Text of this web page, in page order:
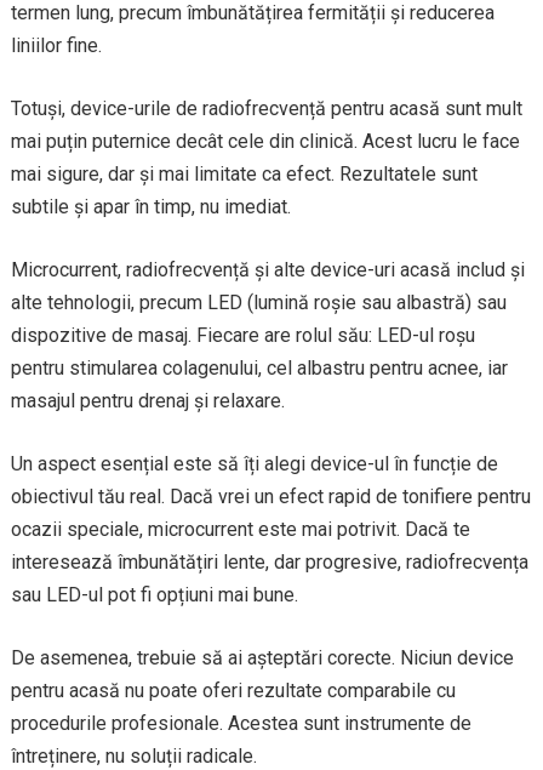
termen lung, precum îmbunătățirea fermității și reducerea
liniilor fine.
Totuși, device-urile de radiofrecvență pentru acasă sunt mult
mai puțin puternice decât cele din clinică. Acest lucru le face
mai sigure, dar și mai limitate ca efect. Rezultatele sunt
subtile și apar în timp, nu imediat.
Microcurrent, radiofrecvență și alte device-uri acasă includ și
alte tehnologii, precum LED (lumină roșie sau albastră) sau
dispozitive de masaj. Fiecare are rolul său: LED-ul roșu
pentru stimularea colagenului, cel albastru pentru acnee, iar
masajul pentru drenaj și relaxare.
Un aspect esențial este să îți alegi device-ul în funcție de
obiectivul tău real. Dacă vrei un efect rapid de tonifiere pentru
ocazii speciale, microcurrent este mai potrivit. Dacă te
interesează îmbunătățiri lente, dar progresive, radiofrecvența
sau LED-ul pot fi opțiuni mai bune.
De asemenea, trebuie să ai așteptări corecte. Niciun device
pentru acasă nu poate oferi rezultate comparabile cu
procedurile profesionale. Acestea sunt instrumente de
întreținere, nu soluții radicale.